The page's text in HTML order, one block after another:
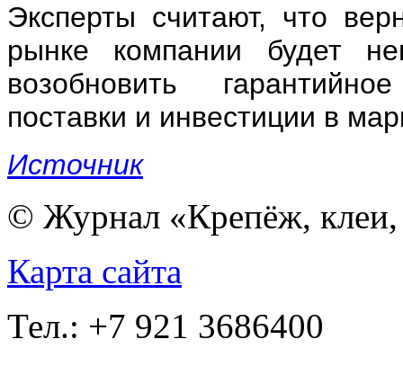
Эксперты считают, что
рынке компании будет
возобновить
поставки и инвестиции в
Источник
© Журнал «Крепёж, клеи,
Карта сайта
Тел.: +7 921 3686400